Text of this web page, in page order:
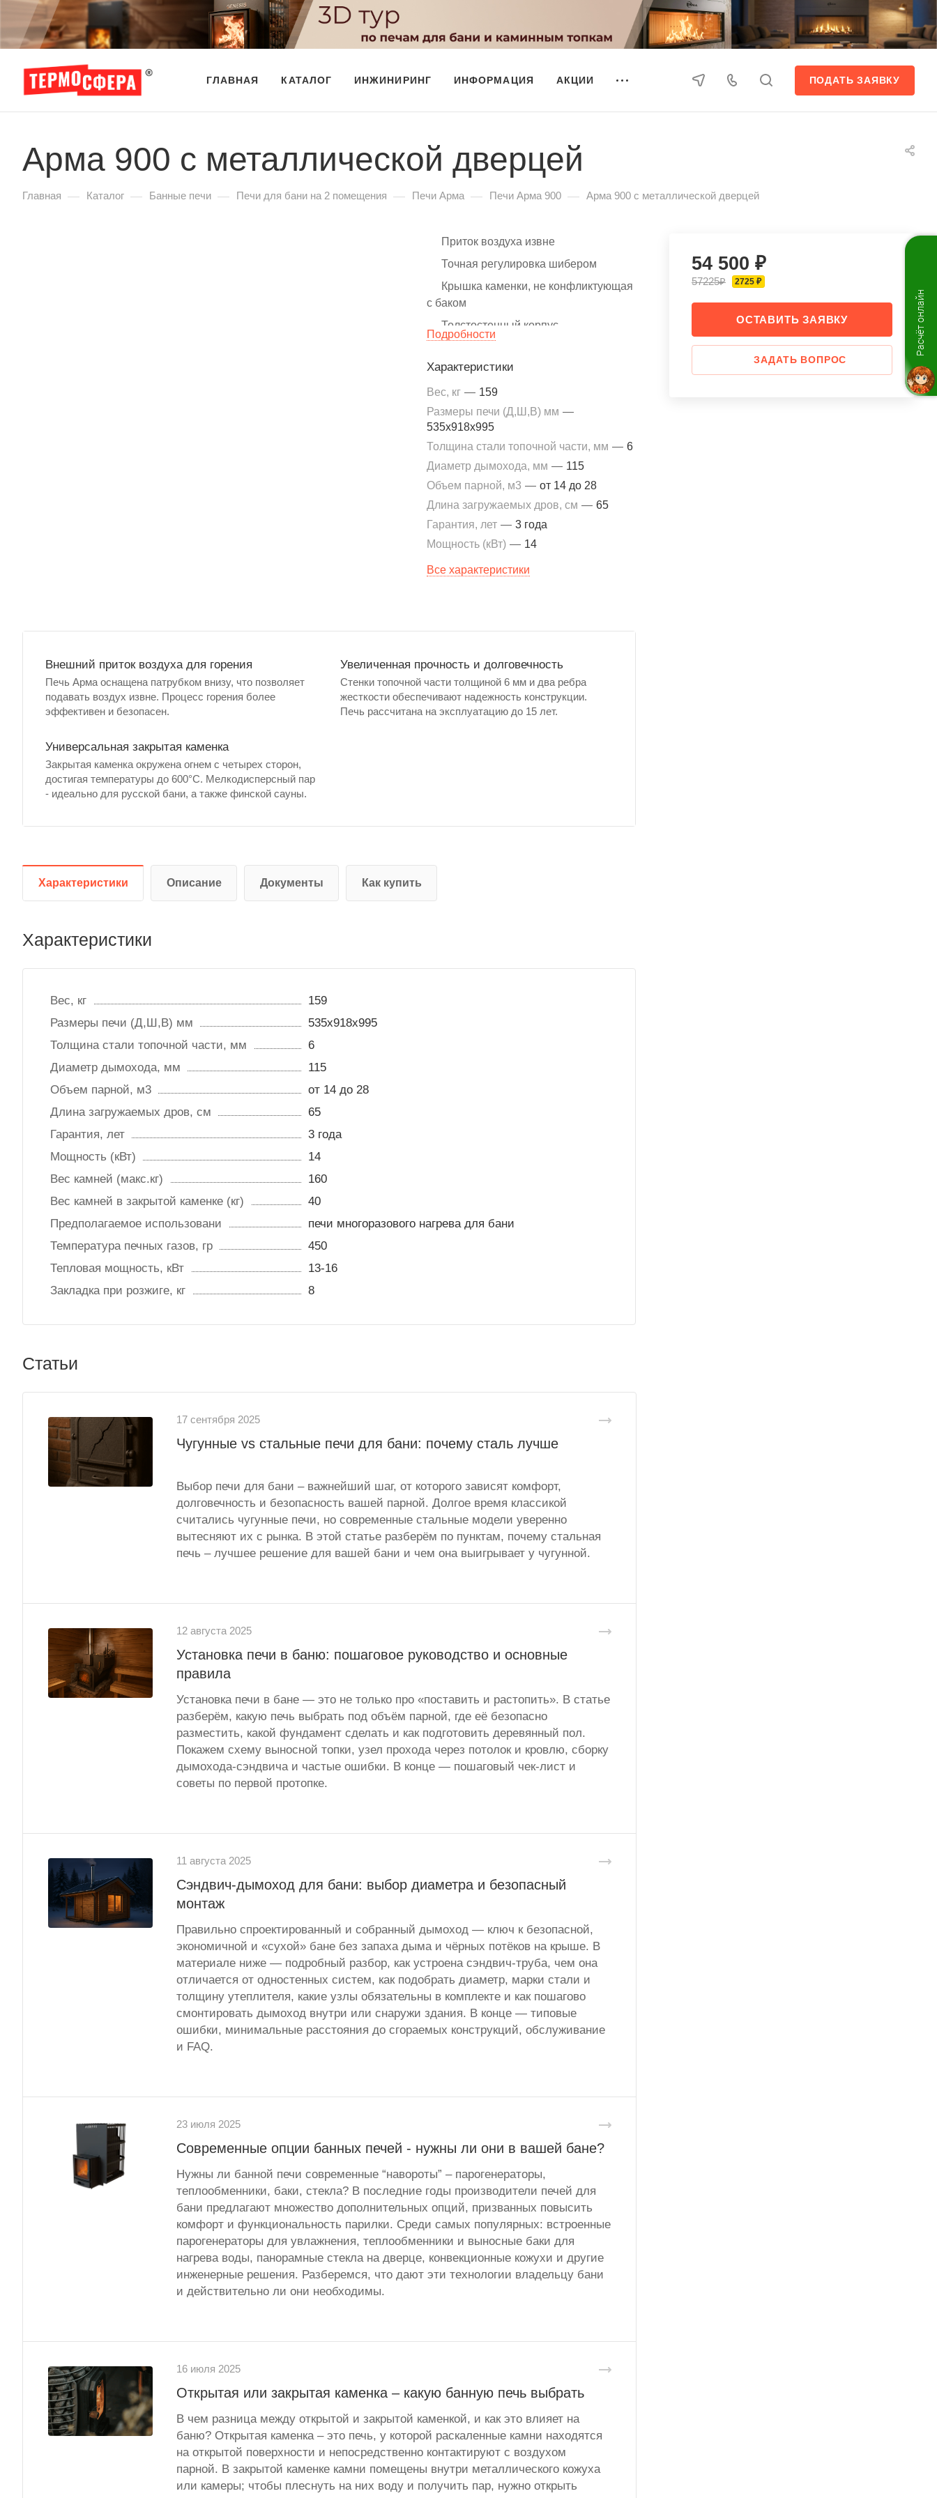
ГЛАВНАЯ КАТАЛОГ ИНЖИНИРИНГ ИНФОРМАЦИЯ АКЦИИ ПОДАТЬ ЗАЯВКУ
Арма 900 с металлической дверцей
Главная — Каталог — Банные печи — Печи для бани на 2 помещения — Печи Арма — Печи Арма 900 — Арма 900 с металлической дверцей
54 500 ₽
57225₽ 2725 ₽
ОСТАВИТЬ ЗАЯВКУ
ЗАДАТЬ ВОПРОС
Приток воздуха извне
Точная регулировка шибером
Крышка каменки, не конфликтующая
с баком
Толстостенный корпус
каменки
Верхний ревизионный люк
Металлическая дверца с воздушной
завесой
Подробности
Характеристики
Вес, кг — 159
Размеры печи (Д,Ш,В) мм —
535х918х995
Толщина стали топочной части, мм — 6
Диаметр дымохода, мм — 115
Объем парной, м3 — от 14 до 28
Длина загружаемых дров, см — 65
Гарантия, лет — 3 года
Мощность (кВт) — 14
Все характеристики
Внешний приток воздуха для горения
Печь Арма оснащена патрубком внизу, что позволяет
подавать воздух извне. Процесс горения более
эффективен и безопасен.
Увеличенная прочность и долговечность
Стенки топочной части толщиной 6 мм и два ребра
жесткости обеспечивают надежность конструкции.
Печь рассчитана на эксплуатацию до 15 лет.
Универсальная закрытая каменка
Закрытая каменка окружена огнем с четырех сторон,
достигая температуры до 600°C. Мелкодисперсный пар
- идеально для русской бани, а также финской сауны.
Характеристики Описание Документы Как купить
Характеристики
Вес, кг
159
Размеры печи (Д,Ш,В) мм
535х918х995
Толщина стали топочной части, мм
6
Диаметр дымохода, мм
115
Объем парной, м3
от 14 до 28
Длина загружаемых дров, см
65
Гарантия, лет
3 года
Мощность (кВт)
14
Вес камней (макс.кг)
160
Вес камней в закрытой каменке (кг)
40
Предполагаемое использовани
печи многоразового нагрева для бани
Температура печных газов, гр
450
Тепловая мощность, кВт
13-16
Закладка при розжиге, кг
8
Статьи
17 сентября 2025
Чугунные vs стальные печи для бани: почему сталь лучше
Выбор печи для бани – важнейший шаг, от которого зависят комфорт,
долговечность и безопасность вашей парной. Долгое время классикой
считались чугунные печи, но современные стальные модели уверенно
вытесняют их с рынка. В этой статье разберём по пунктам, почему стальная
печь – лучшее решение для вашей бани и чем она выигрывает у чугунной.
12 августа 2025
Установка печи в баню: пошаговое руководство и основные
правила
Установка печи в бане — это не только про «поставить и растопить». В статье
разберём, какую печь выбрать под объём парной, где её безопасно
разместить, какой фундамент сделать и как подготовить деревянный пол.
Покажем схему выносной топки, узел прохода через потолок и кровлю, сборку
дымохода-сэндвича и частые ошибки. В конце — пошаговый чек-лист и
советы по первой протопке.
11 августа 2025
Сэндвич-дымоход для бани: выбор диаметра и безопасный
монтаж
Правильно спроектированный и собранный дымоход — ключ к безопасной,
экономичной и «сухой» бане без запаха дыма и чёрных потёков на крыше. В
материале ниже — подробный разбор, как устроена сэндвич-труба, чем она
отличается от одностенных систем, как подобрать диаметр, марки стали и
толщину утеплителя, какие узлы обязательны в комплекте и как пошагово
смонтировать дымоход внутри или снаружи здания. В конце — типовые
ошибки, минимальные расстояния до сгораемых конструкций, обслуживание
и FAQ.
23 июля 2025
Современные опции банных печей - нужны ли они в вашей бане?
Нужны ли банной печи современные “навороты” – парогенераторы,
теплообменники, баки, стекла? В последние годы производители печей для
бани предлагают множество дополнительных опций, призванных повысить
комфорт и функциональность парилки. Среди самых популярных: встроенные
парогенераторы для увлажнения, теплообменники и выносные баки для
нагрева воды, панорамные стекла на дверце, конвекционные кожухи и другие
инженерные решения. Разберемся, что дают эти технологии владельцу бани
и действительно ли они необходимы.
16 июля 2025
Открытая или закрытая каменка – какую банную печь выбрать
В чем разница между открытой и закрытой каменкой, и как это влияет на
баню? Открытая каменка – это печь, у которой раскаленные камни находятся
на открытой поверхности и непосредственно контактируют с воздухом
парной. В закрытой каменке камни помещены внутри металлического кожуха
или камеры; чтобы плеснуть на них воду и получить пар, нужно открыть
Расчёт онлайн